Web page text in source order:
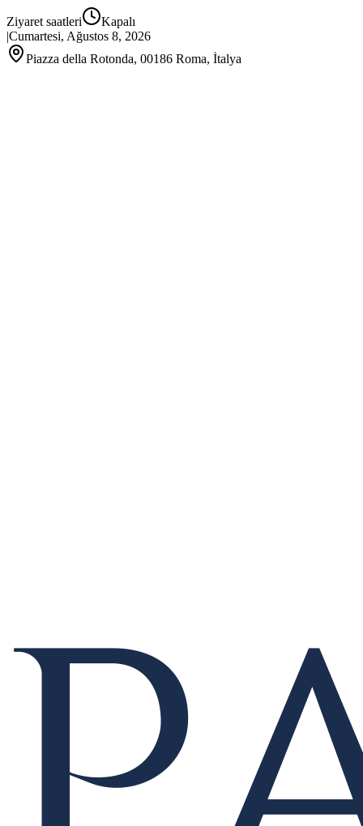
Ziyaret saatleri
Kapalı
|Cumartesi, Ağustos 8, 2026
Piazza della Rotonda, 00186 Roma, İtalya